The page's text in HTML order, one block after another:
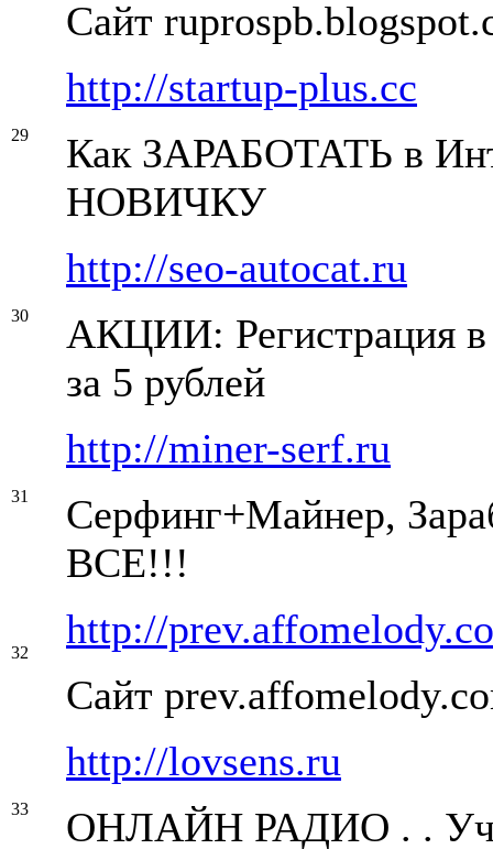
Сайт
29
http://startup-plus.cc
Как ЗАРАБОТАТЬ в
НОВИЧКУ
30
http://seo-autocat.ru
АКЦИИ: Регистрация в
за 5 рублей
31
http://miner-serf.ru
Серфинг+Майнер,
ВСЕ!!!
32
http://
Сайт
33
http://lovsens.ru
ОНЛАЙН РАДИО . .